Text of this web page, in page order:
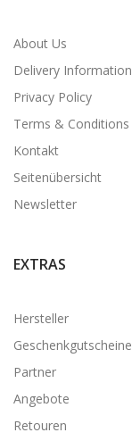
About Us
Delivery Information
Privacy Policy
Terms & Conditions
Kontakt
Seitenübersicht
Newsletter
EXTRAS
Hersteller
Geschenkgutscheine
Partner
Angebote
Retouren